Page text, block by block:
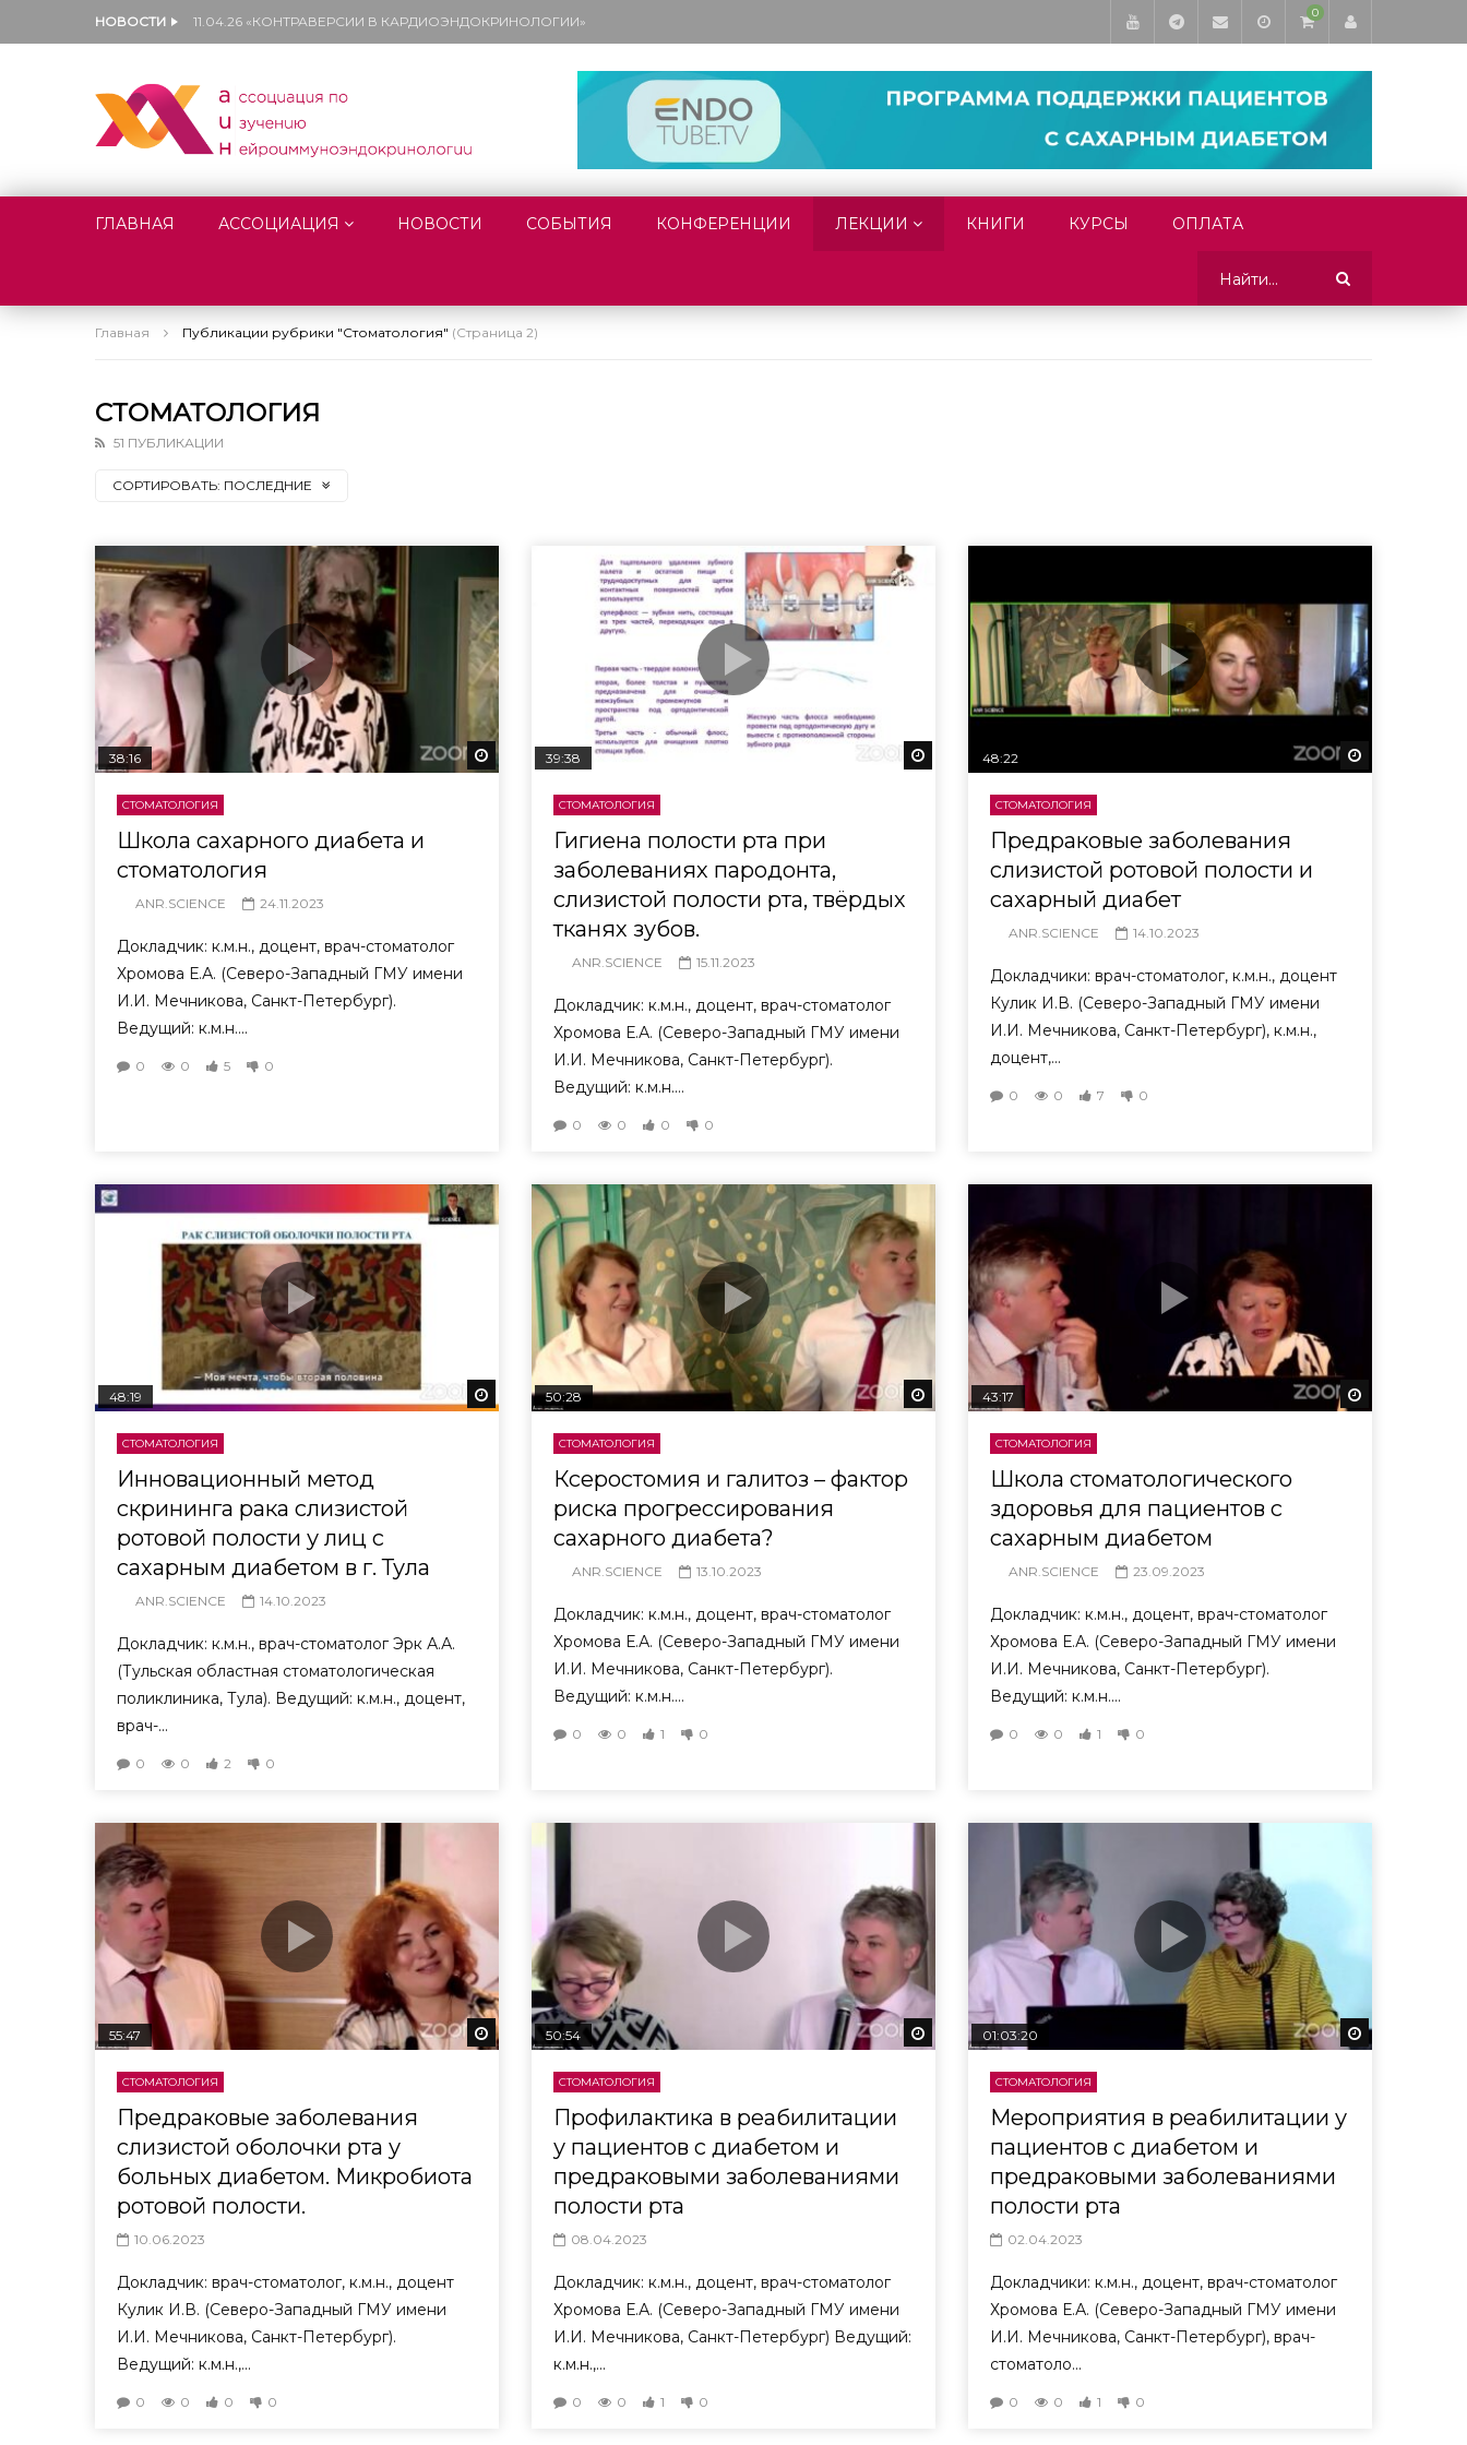
НОВОСТИ 11.04.26 «КОНТРАВЕРСИИ В КАРДИОЭНДОКРИНОЛОГИИ»
0
ГЛАВНАЯ АССОЦИАЦИЯ НОВОСТИ СОБЫТИЯ КОНФЕРЕНЦИИ ЛЕКЦИИ КНИГИ КУРСЫ ОПЛАТА
Главная Публикации рубрики "Стоматология" (Страница 2)
СТОМАТОЛОГИЯ
51 ПУБЛИКАЦИИ
СОРТИРОВАТЬ: ПОСЛЕДНИЕ
Смотреть потом
38:16
СТОМАТОЛОГИЯ
Школа сахарного диабета и
стоматология
ANR.SCIENCE 24.11.2023
Докладчик: к.м.н., доцент, врач-стоматолог
Хромова Е.А. (Северо-Западный ГМУ имени
И.И. Мечникова, Санкт-Петербург).
Ведущий: к.м.н....
0 0 5 0
Смотреть потом
39:38
СТОМАТОЛОГИЯ
Гигиена полости рта при
заболеваниях пародонта,
слизистой полости рта, твёрдых
тканях зубов.
ANR.SCIENCE 15.11.2023
Докладчик: к.м.н., доцент, врач-стоматолог
Хромова Е.А. (Северо-Западный ГМУ имени
И.И. Мечникова, Санкт-Петербург).
Ведущий: к.м.н....
0 0 0 0
48:22
СТОМАТОЛОГИЯ
Предраковые заболевания
слизистой ротовой полости и
сахарный диабет
ANR.SCIENCE 14.10.2023
Докладчики: врач-стоматолог, к.м.н., доцент
Кулик И.В. (Северо-Западный ГМУ имени
И.И. Мечникова, Санкт-Петербург), к.м.н.,
доцент,...
0 0 7 0
Смотреть потом
48:19
СТОМАТОЛОГИЯ
Инновационный метод
скрининга рака слизистой
ротовой полости у лиц с
сахарным диабетом в г. Тула
ANR.SCIENCE 14.10.2023
Докладчик: к.м.н., врач-стоматолог Эрк А.А.
(Тульская областная стоматологическая
поликлиника, Тула). Ведущий: к.м.н., доцент,
врач-...
0 0 2 0
Смотреть потом
50:28
СТОМАТОЛОГИЯ
Ксеростомия и галитоз – фактор
риска прогрессирования
сахарного диабета?
ANR.SCIENCE 13.10.2023
Докладчик: к.м.н., доцент, врач-стоматолог
Хромова Е.А. (Северо-Западный ГМУ имени
И.И. Мечникова, Санкт-Петербург).
Ведущий: к.м.н....
0 0 1 0
43:17
СТОМАТОЛОГИЯ
Школа стоматологического
здоровья для пациентов с
сахарным диабетом
ANR.SCIENCE 23.09.2023
Докладчик: к.м.н., доцент, врач-стоматолог
Хромова Е.А. (Северо-Западный ГМУ имени
И.И. Мечникова, Санкт-Петербург).
Ведущий: к.м.н....
0 0 1 0
Смотреть потом
55:47
СТОМАТОЛОГИЯ
Предраковые заболевания
слизистой оболочки рта у
больных диабетом. Mикробиота
ротовой полости.
10.06.2023
Докладчик: врач-стоматолог, к.м.н., доцент
Кулик И.В. (Северо-Западный ГМУ имени
И.И. Мечникова, Санкт-Петербург).
Ведущий: к.м.н.,...
0 0 0 0
Смотреть потом
50:54
СТОМАТОЛОГИЯ
Профилактика в реабилитации
у пациентов с диабетом и
предраковыми заболеваниями
полости рта
08.04.2023
Докладчик: к.м.н., доцент, врач-стоматолог
Хромова Е.А. (Северо-Западный ГМУ имени
И.И. Мечникова, Санкт-Петербург) Ведущий:
к.м.н.,...
0 0 1 0
Смотреть
01:03:20
СТОМАТОЛОГИЯ
Мероприятия в реабилитации у
пациентов с диабетом и
предраковыми заболеваниями
полости рта
02.04.2023
Докладчики: к.м.н., доцент, врач-стоматолог
Хромова Е.А. (Северо-Западный ГМУ имени
И.И. Мечникова, Санкт-Петербург), врач-
стоматоло...
0 0 1 0